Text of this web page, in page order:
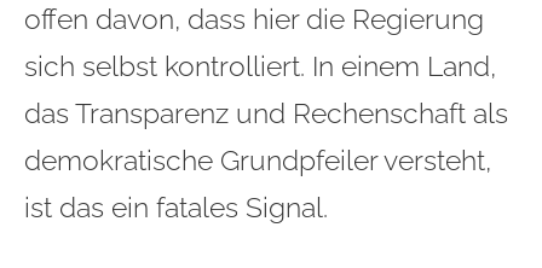
offen davon, dass hier die Regierung
sich selbst kontrolliert. In einem Land,
das Transparenz und Rechenschaft als
demokratische Grundpfeiler versteht,
ist das ein fatales Signal.